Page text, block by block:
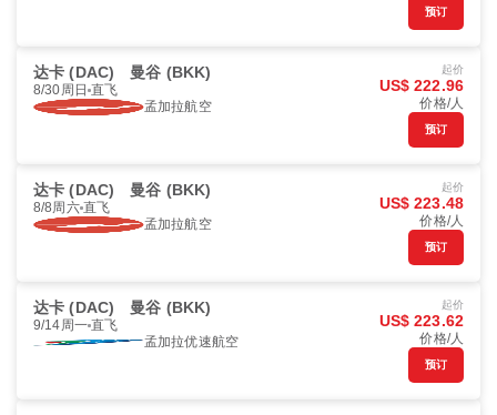
预订
达卡 (DAC) 曼谷 (BKK)
8/30周日 直飞
孟加拉航空
起价
US$ 222.96
价格/人
预订
达卡 (DAC) 曼谷 (BKK)
8/8周六 直飞
孟加拉航空
起价
US$ 223.48
价格/人
预订
达卡 (DAC) 曼谷 (BKK)
9/14周一 直飞
孟加拉优速航空
起价
US$ 223.62
价格/人
预订